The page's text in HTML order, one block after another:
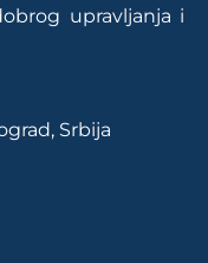
upravljanja i
Srbija